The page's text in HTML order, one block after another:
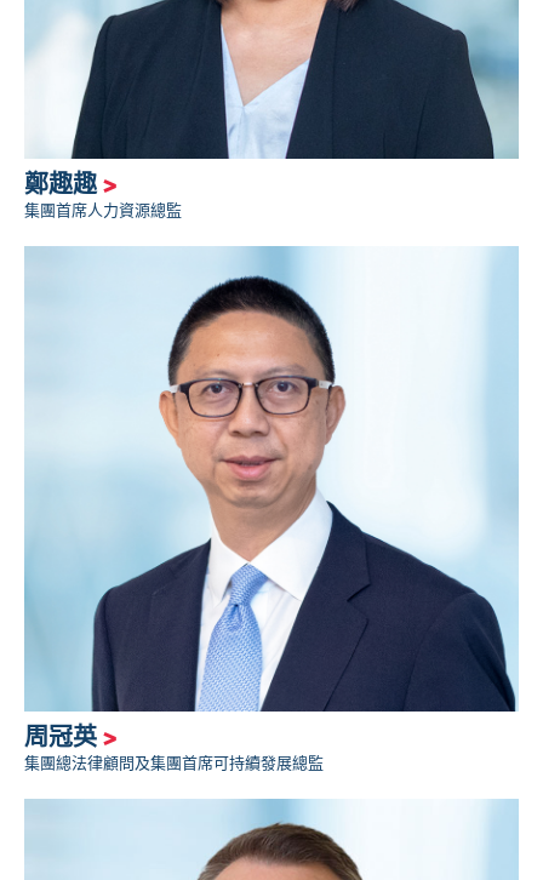
鄭趣趣>
集團首席人力資源總監
周冠英 >
集團總法律顧問及集團首席可持續發展總監